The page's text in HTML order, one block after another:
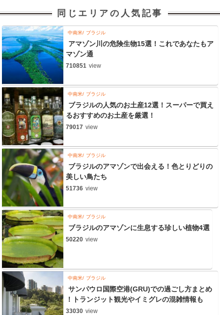
同じエリアの人気記事
中南米 ブラジル
アマゾン川の危険生物15選！これであなたもア
マゾン通
710851 view
中南米 ブラジル
ブラジルの人気のお土産12選！スーパーで買え
るおすすめのお土産を厳選！
79017 view
中南米 ブラジル
ブラジルのアマゾンで出会える！色とりどりの
美しい鳥たち
51736 view
中南米 ブラジル
ブラジルのアマゾンに生息する珍しい植物4選
50220 view
中南米 ブラジル
サンパウロ国際空港(GRU)での過ごし方まとめ
！トランジット観光やイミグレの混雑情報も
33030 view